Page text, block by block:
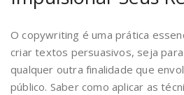
O copywriting é uma prática
criar textos persuasivos, seja
qualquer outra finalidade que
público. Saber como aplicar as